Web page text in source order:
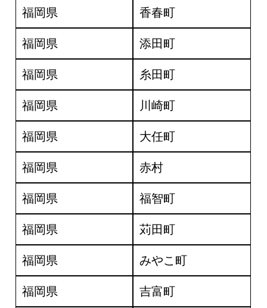
福岡県 香春町
福岡県 添田町
福岡県 糸田町
福岡県 川崎町
福岡県 大任町
福岡県 赤村
福岡県 福智町
福岡県 苅田町
福岡県 みやこ町
福岡県 吉富町